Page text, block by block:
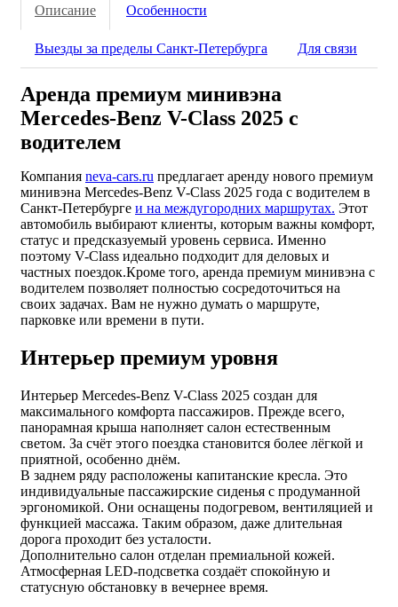
Описание Особенности
Выезды за пределы Санкт-Петербурга Для связи
Аренда премиум минивэна
Mercedes-Benz V-Class 2025 с
водителем
Компания neva-cars.ru предлагает аренду нового премиум
минивэна Mercedes-Benz V-Class 2025 года с водителем в
Санкт-Петербурге и на междугородних маршрутах. Этот
автомобиль выбирают клиенты, которым важны комфорт,
статус и предсказуемый уровень сервиса. Именно
поэтому V-Class идеально подходит для деловых и
частных поездок.Кроме того, аренда премиум минивэна с
водителем позволяет полностью сосредоточиться на
своих задачах. Вам не нужно думать о маршруте,
парковке или времени в пути.
Интерьер премиум уровня
Интерьер Mercedes-Benz V-Class 2025 создан для
максимального комфорта пассажиров. Прежде всего,
панорамная крыша наполняет салон естественным
светом. За счёт этого поездка становится более лёгкой и
приятной, особенно днём.
В заднем ряду расположены капитанские кресла. Это
индивидуальные пассажирские сиденья с продуманной
эргономикой. Они оснащены подогревом, вентиляцией и
функцией массажа. Таким образом, даже длительная
дорога проходит без усталости.
Дополнительно салон отделан премиальной кожей.
Атмосферная LED-подсветка создаёт спокойную и
статусную обстановку в вечернее время.